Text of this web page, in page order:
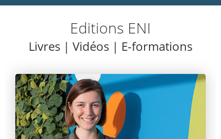
Editions ENI
Livres | Vidéos | E-formations